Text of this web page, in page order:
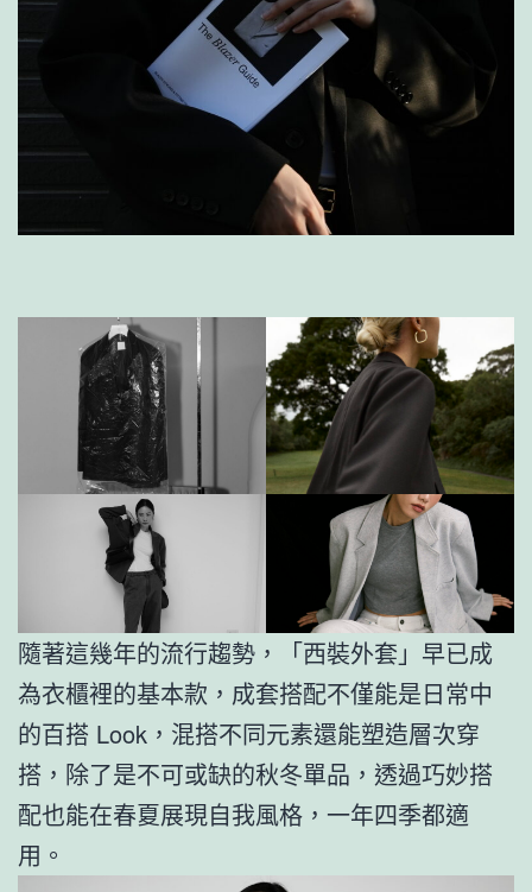
隨著這幾年的流行趨勢，「西裝外套」早已成
為衣櫃裡的基本款，成套搭配不僅能是日常中
的百搭 Look，混搭不同元素還能塑造層次穿
搭，除了是不可或缺的秋冬單品，透過巧妙搭
配也能在春夏展現自我風格，一年四季都適
用。